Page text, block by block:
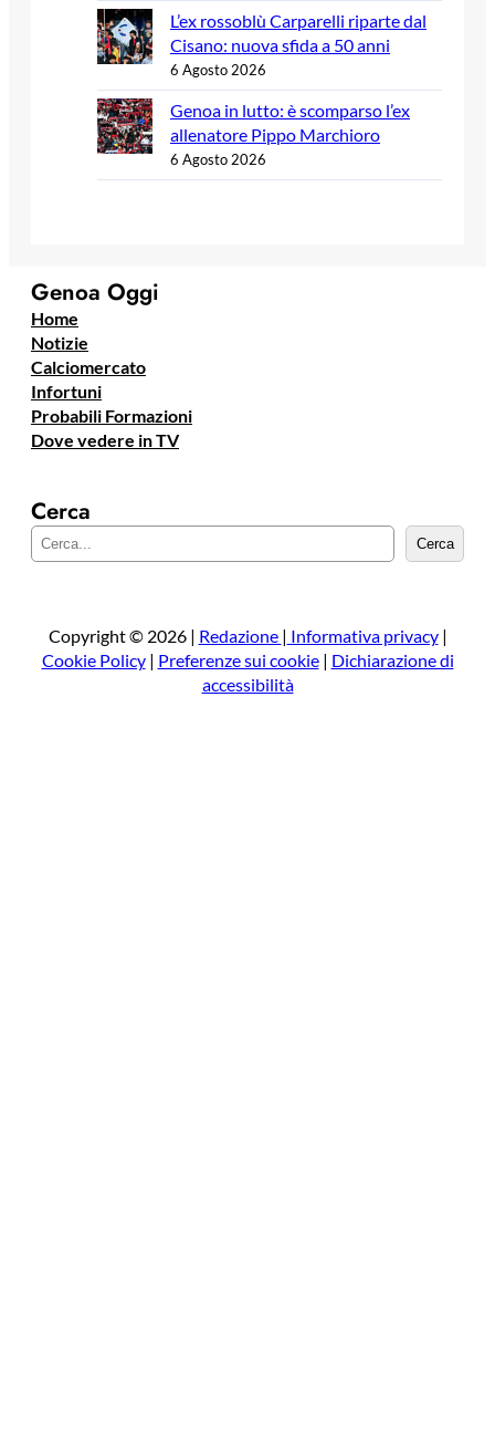
L’ex rossoblù Carparelli riparte dal
Cisano: nuova sfida a 50 anni
6 Agosto 2026
Genoa in lutto: è scomparso l’ex
allenatore Pippo Marchioro
6 Agosto 2026
Genoa Oggi
Home
Notizie
Calciomercato
Infortuni
Probabili Formazioni
Dove vedere in TV
Cerca
e
a
Cerca
Copyright © 2026 | Redazione | Informativa privacy|
Cookie Policy| Preferenze sui cookie| Dichiarazione di
accessibilità